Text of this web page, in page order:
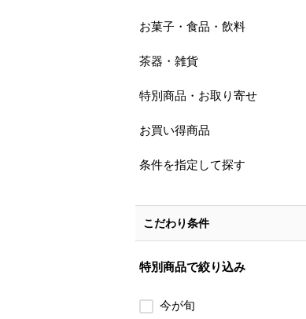
お菓子・食品・飲料
茶器・雑貨
特別商品・お取り寄せ
お買い得商品
条件を指定して探す
こだわり条件
特別商品で絞り込み
今が旬